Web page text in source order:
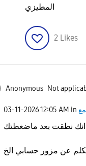
المطيزي
2 Likes
Anonymous Not
‎03-11-202612:05 AM in
نطقت بعد ماضغطتك
عن مزور حسابي الخ